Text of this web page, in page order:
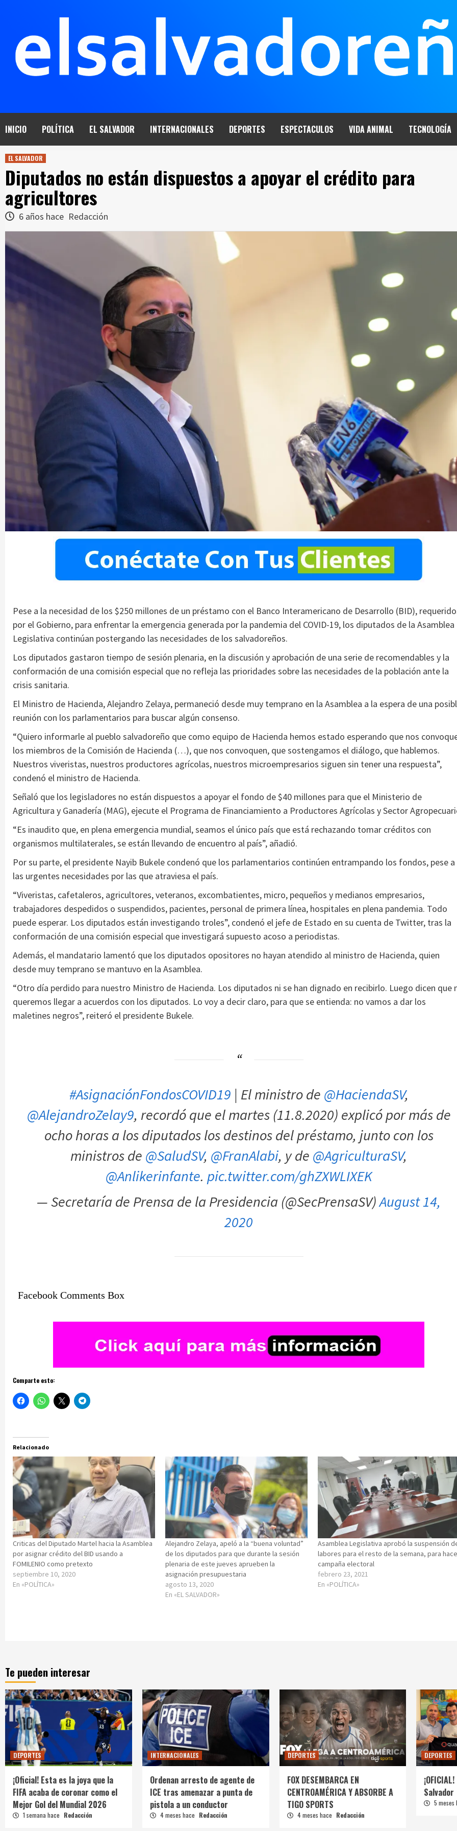
INICIO POLÍTICA EL SALVADOR INTERNACIONALES DEPORTES ESPECTACULOS VIDA ANIMAL TECNOLOGÍA
EL SALVADOR
Diputados no están dispuestos a apoyar el crédito para
agricultores
6 años hace Redacción
Pese a la necesidad de los $250 millones de un préstamo con el Banco Interamericano de Desarrollo (BID),
por el Gobierno, para enfrentar la emergencia generada por la pandemia del COVID-19, los diputados de la Asamblea
Legislativa continúan postergando las necesidades de los salvadoreños.
Los diputados gastaron tiempo de sesión plenaria, en la discusión y aprobación de una serie de recomendables y la
conformación de una comisión especial que no refleja las prioridades sobre las necesidades de la población ante la
crisis sanitaria.
El Ministro de Hacienda, Alejandro Zelaya, permaneció desde muy temprano en la Asamblea a la espera de una
reunión con los parlamentarios para buscar algún consenso.
“Quiero informarle al pueblo salvadoreño que como equipo de Hacienda hemos estado esperando que nos
los miembros de la Comisión de Hacienda (…), que nos convoquen, que sostengamos el diálogo, que hablemos.
Nuestros viveristas, nuestros productores agrícolas, nuestros microempresarios siguen sin tener una respuesta”,
condenó el ministro de Hacienda.
Señaló que los legisladores no están dispuestos a apoyar el fondo de $40 millones para que el Ministerio de
Agricultura y Ganadería (MAG), ejecute el Programa de Financiamiento a Productores Agrícolas y Sector
“Es inaudito que, en plena emergencia mundial, seamos el único país que está rechazando tomar créditos con
organismos multilaterales, se están llevando de encuentro al país”, añadió.
Por su parte, el presidente Nayib Bukele condenó que los parlamentarios continúen entrampando los fondos, pese a
las urgentes necesidades por las que atraviesa el país.
“Viveristas, cafetaleros, agricultores, veteranos, excombatientes, micro, pequeños y medianos empresarios,
trabajadores despedidos o suspendidos, pacientes, personal de primera línea, hospitales en plena pandemia. Todo
puede esperar. Los diputados están investigando troles”, condenó el jefe de Estado en su cuenta de Twitter, tras la
conformación de una comisión especial que investigará supuesto acoso a periodistas.
Además, el mandatario lamentó que los diputados opositores no hayan atendido al ministro de Hacienda, quien
desde muy temprano se mantuvo en la Asamblea.
“Otro día perdido para nuestro Ministro de Hacienda. Los diputados ni se han dignado en recibirlo. Luego dicen que
queremos llegar a acuerdos con los diputados. Lo voy a decir claro, para que se entienda: no vamos a dar los
maletines negros”, reiteró el presidente Bukele.
#AsignaciónFondosCOVID19 | El ministro de @HaciendaSV,
@AlejandroZelay9, recordó que el martes (11.8.2020) explicó por más de
ocho horas a los diputados los destinos del préstamo, junto con los
ministros de @SaludSV, @FranAlabi, y de @AgriculturaSV,
@Anlikerinfante. pic.twitter.com/ghZXWLIXEK
— Secretaría de Prensa de la Presidencia (@SecPrensaSV)August 14,
2020
Facebook Comments Box
Comparte esto:
Relacionado
Criticas del Diputado Martel hacia la Asamblea
por asignar crédito del BID usando a
FOMILENIO como pretexto
septiembre 10, 2020
En «POLÍTICA»
Alejandro Zelaya, apeló a la “buena voluntad”
de los diputados para que durante la sesión
plenaria de este jueves aprueben la
asignación presupuestaria
agosto 13, 2020
En «EL SALVADOR»
Asamblea Legislativa aprobó la suspensión
labores para el resto de la semana, para
campaña electoral
febrero 23, 2021
En «POLÍTICA»
Te pueden interesar
DEPORTES
¡Oficial! Esta es la joya que la
FIFA acaba de coronar como el
Mejor Gol del Mundial 2026
1 semana hace Redacción
INTERNACIONALES
Ordenan arresto de agente de
ICE tras amenazar a punta de
pistola a un conductor
4 meses hace Redacción
DEPORTES
FOX DESEMBARCA EN
CENTROAMÉRICA Y ABSORBE A
TIGO SPORTS
4 meses hace Redacción
DEPORTES
Salvador
5